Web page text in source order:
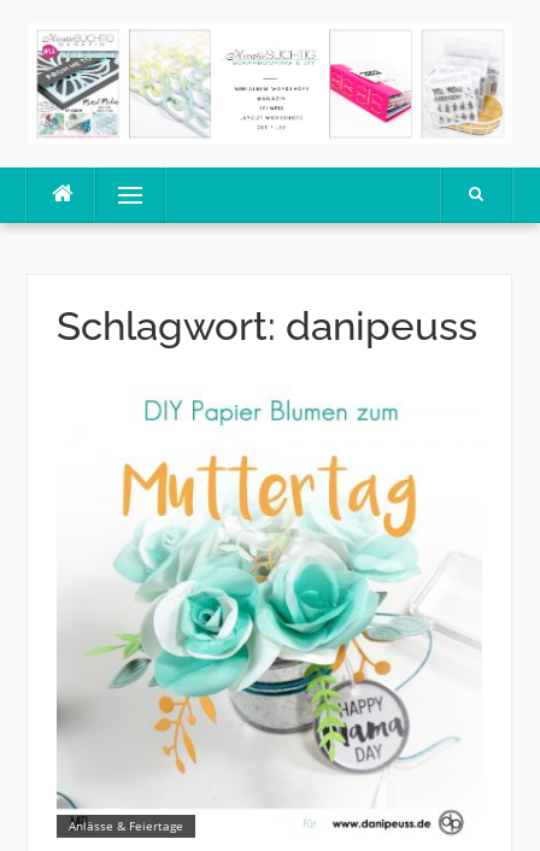
content
Menu
Schlagwort: danipeuss
Anlässe & Feiertage